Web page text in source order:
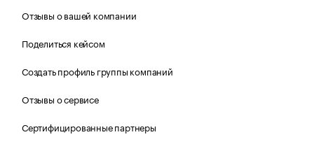
Отзывы о вашей компании
Поделиться кейсом
Создать профиль группы компаний
Отзывы о сервисе
Сертифицированные партнеры